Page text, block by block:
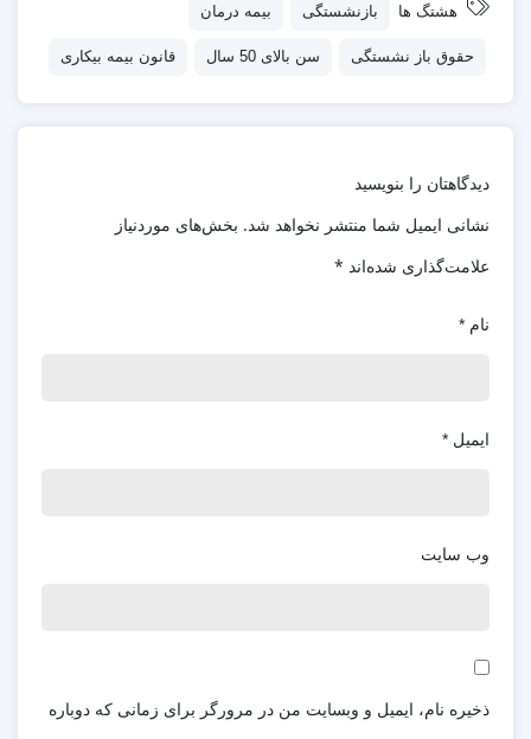
هشتگ ها بازنشستگی بیمه درمان
حقوق باز نشستگی سن بالای 50 سال قانون بیمه بیکاری
دیدگاهتان را بنویسید
نشانی ایمیل شما منتشر نخواهد شد. بخش‌های موردنیاز
علامت‌گذاری شده‌اند *
نام *
ایمیل *
وب‌ سایت
ذخیره نام، ایمیل و وبسایت من در مرورگر برای زمانی که دوباره